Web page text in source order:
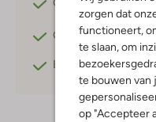
zorgen dat
functioneert,
te slaan, om
te bouwen van
op "Accepteer
Gratis retourneren
Betaal achterafmet